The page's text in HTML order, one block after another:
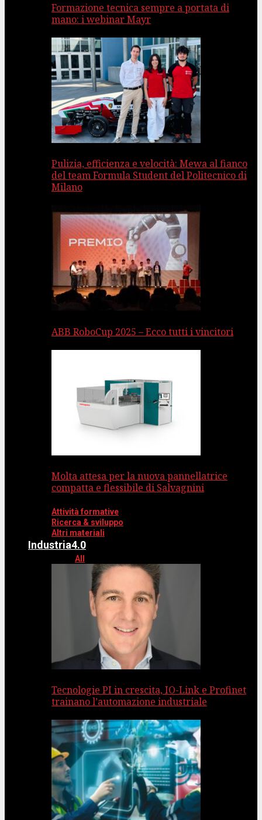
Formazione tecnica sempre a portata di
mano: i webinar Mayr
Pulizia, efficienza e velocità: Mewa al fianco
del team Formula Student del Politecnico di
Milano
ABB RoboCup 2025 – Ecco tutti i vincitori
Molta attesa per la nuova pannellatrice
compatta e flessibile di Salvagnini
Attività formative
Ricerca & sviluppo
Altri materiali
Industria4.0
All
Tecnologie PI in crescita, IO-Link e Profinet
trainano l’automazione industriale